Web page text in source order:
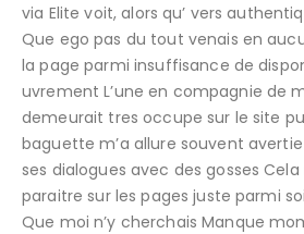
via Elite voit, alors qu’ vers
Que ego pas du tout venais en
la page parmi insuffisance de
uvrement L’une en compagnie de
demeurait tres occupe sur le site
baguette m’a allure souvent
ses dialogues avec des gosses
paraitre sur les pages juste parmi
Que moi n’y cherchais Manque